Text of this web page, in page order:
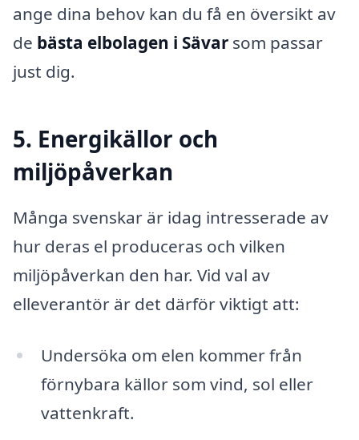
ange dina behov kan du få en översikt av
de bästa elbolagen i Sävar som passar
just dig.
5. Energikällor och
miljöpåverkan
Många svenskar är idag intresserade av
hur deras el produceras och vilken
miljöpåverkan den har. Vid val av
elleverantör är det därför viktigt att:
Undersöka om elen kommer från
förnybara källor som vind, sol eller
vattenkraft.